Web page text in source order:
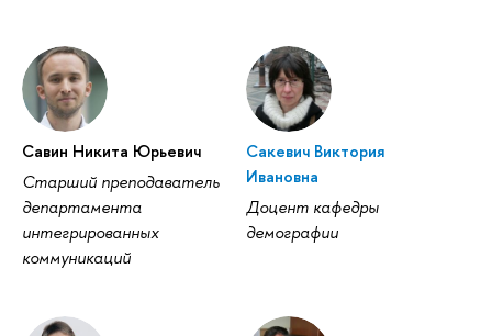
Савин Никита Юрьевич
Старший преподаватель
департамента
интегрированных
коммуникаций
Сакевич Виктория
Ивановна
Доцент кафедры
демографии